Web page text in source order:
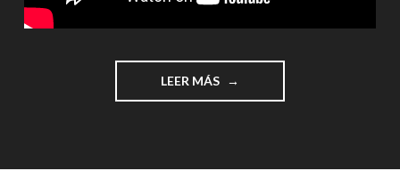
LEER MÁS "SUMAS
Y